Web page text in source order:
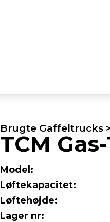
Brugte Gaffeltrucks
TCM
Model:
Løftekapacitet:
Løftehøjde:
Lager nr: